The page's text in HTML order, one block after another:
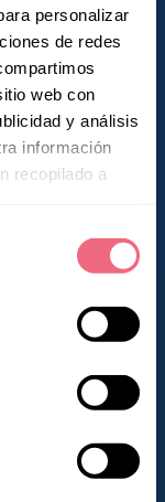
personalizar
de redes
web con
y análisis
información
recopilado a